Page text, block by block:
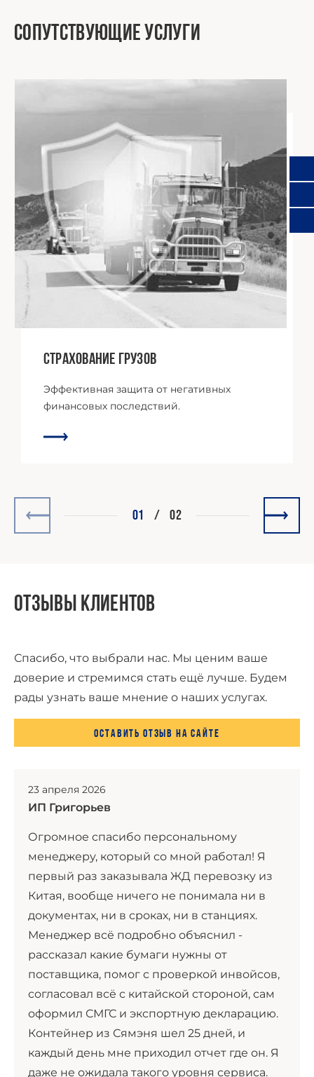
Сопутствующие услуги
01
Страхование грузов
Эффективная защита от негативных
финансовых последствий.
01 / 02
Отзывы клиентов
Спасибо, что выбрали нас. Мы ценим ваше
доверие и стремимся стать ещё лучше. Будем
рады узнать ваше мнение о наших услугах.
Оставить отзыв на сайте
23 апреля 2026
ИП Григорьев
Огромное спасибо персональному
менеджеру, который со мной работал! Я
первый раз заказывала ЖД перевозку из
Китая, вообще ничего не понимала ни в
документах, ни в сроках, ни в станциях.
Менеджер всё подробно объяснил -
рассказал какие бумаги нужны от
поставщика, помог с проверкой инвойсов,
согласовал всё с китайской стороной, сам
оформил СМГС и экспортную декларацию.
Контейнер из Сямэня шел 25 дней, и
каждый день мне приходил отчет где он. Я
даже не ожидала такого уровня сервиса.